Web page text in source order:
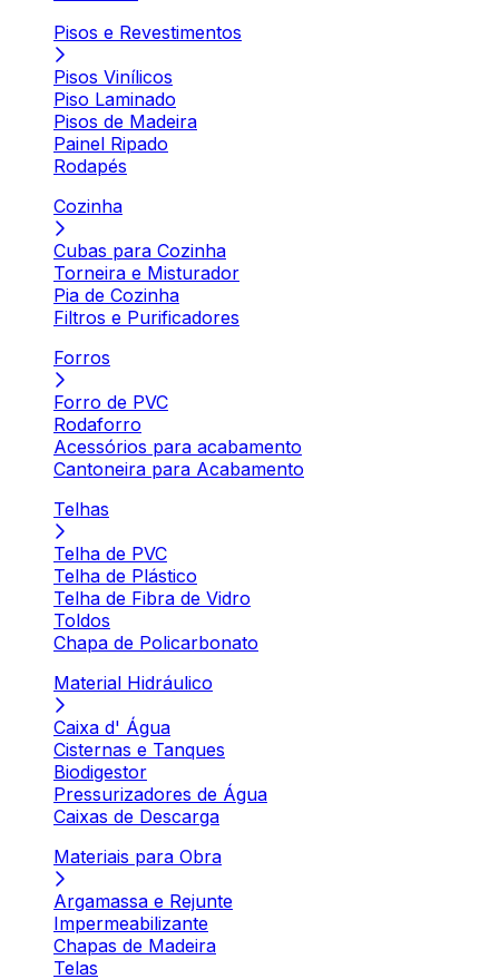
Pisos e Revestimentos
Pisos Vinílicos
Piso Laminado
Pisos de Madeira
Painel Ripado
Rodapés
Cozinha
Cubas para Cozinha
Torneira e Misturador
Pia de Cozinha
Filtros e Purificadores
Forros
Forro de PVC
Rodaforro
Acessórios para acabamento
Cantoneira para Acabamento
Telhas
Telha de PVC
Telha de Plástico
Telha de Fibra de Vidro
Toldos
Chapa de Policarbonato
Material Hidráulico
Caixa d' Água
Cisternas e Tanques
Biodigestor
Pressurizadores de Água
Caixas de Descarga
Materiais para Obra
Argamassa e Rejunte
Impermeabilizante
Chapas de Madeira
Telas